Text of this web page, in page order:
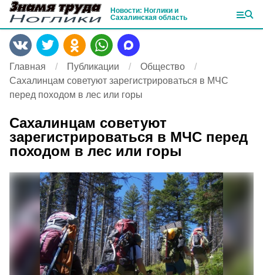
Новости: Ноглики и
Сахалинская область
Главная Публикации
Общество
Сахалинцам советуют зарегистрироваться в МЧС
перед походом в лес или горы
Сахалинцам советуют
зарегистрироваться в МЧС перед
походом в лес или горы